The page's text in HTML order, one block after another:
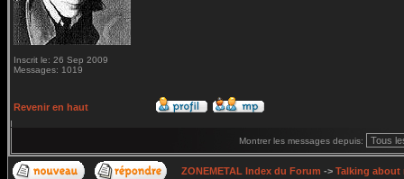
Inscrit le: 26 Sep 2009
Messages: 1019
Revenir en haut
Montrer les messages depuis:
ZONEMETAL Index du Forum -> Talking about